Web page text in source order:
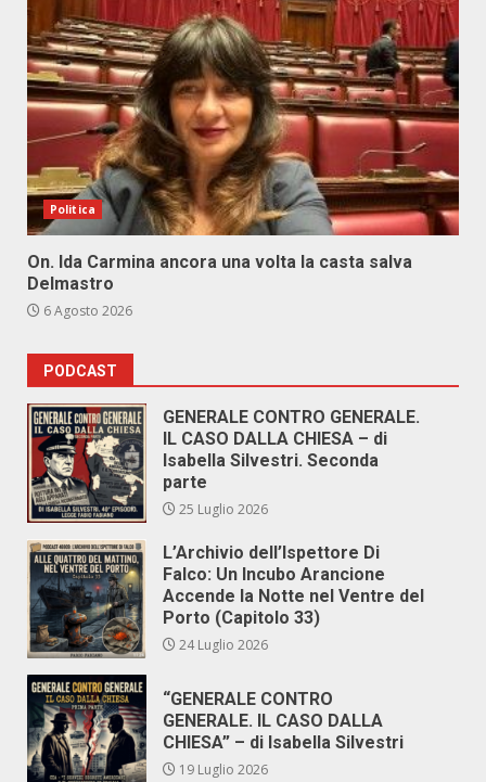
Politica
On. Ida Carmina ancora una volta la casta salva
Delmastro
6 Agosto 2026
PODCAST
GENERALE CONTRO GENERALE.
IL CASO DALLA CHIESA – di
Isabella Silvestri. Seconda
parte
25 Luglio 2026
L’Archivio dell’Ispettore Di
Falco: Un Incubo Arancione
Accende la Notte nel Ventre del
Porto (Capitolo 33)
24 Luglio 2026
“GENERALE CONTRO
GENERALE. IL CASO DALLA
CHIESA” – di Isabella Silvestri
19 Luglio 2026